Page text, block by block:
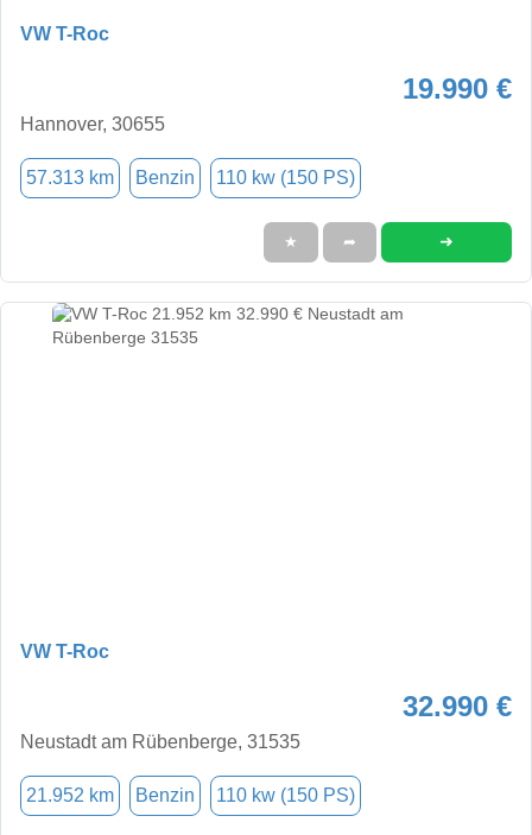
VW T-Roc
19.990 €
Hannover, 30655
57.313 km Benzin 110 kw (150 PS)
★ ➦ ➜
VW T-Roc
32.990 €
Neustadt am Rübenberge, 31535
21.952 km Benzin 110 kw (150 PS)